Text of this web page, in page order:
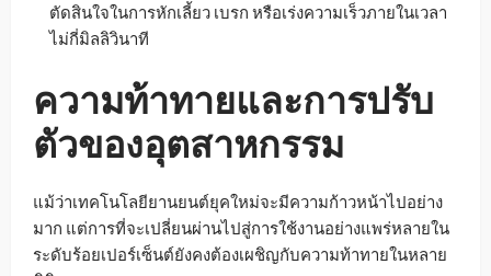
ตัดสินใจในการหักเลี้ยว เบรก หรือเร่งความเร็วภายในเวลา
ไม่กี่มิลลิวินาที
ความท้าทายและการปรับ
ตัวของอุตสาหกรรม
แม้ว่าเทคโนโลยียานยนต์ยุคใหม่จะมีความก้าวหน้าไปอย่าง
มาก แต่การที่จะเปลี่ยนผ่านไปสู่การใช้งานอย่างแพร่หลายใน
ระดับร้อยเปอร์เซ็นต์ยังคงต้องเผชิญกับความท้าทายในหลาย